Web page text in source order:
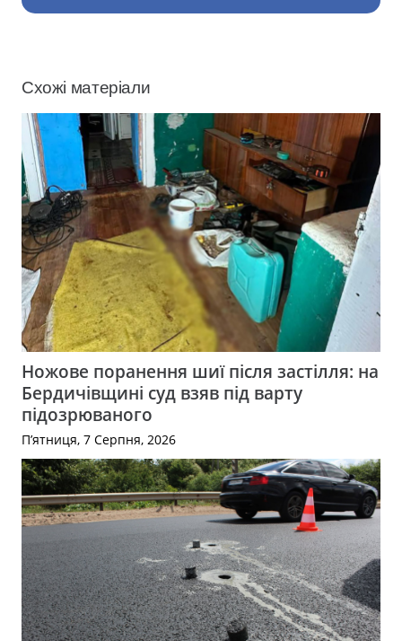
Схожі матеріали
Ножове поранення шиї після застілля: на
Бердичівщині суд взяв під варту
підозрюваного
П’ятниця, 7 Серпня, 2026